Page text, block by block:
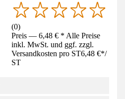
(0)
Preis — 6,48 € * Alle Preise
inkl. MwSt. und ggf. zzgl.
Versandkosten pro ST6,48 €*/
ST